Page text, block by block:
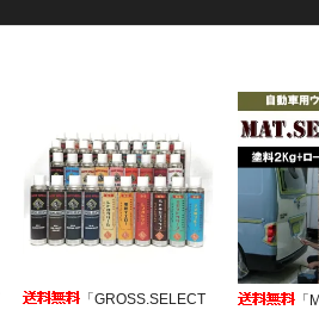
「GROSS.SELECT